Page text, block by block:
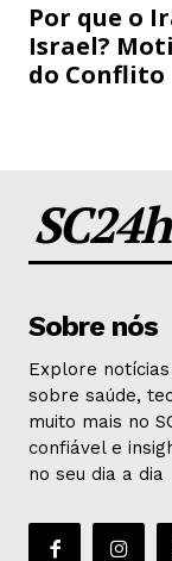
Por que o
Israel?
do Conflito
SC24h
Sobre nós
Explore
sobre saúde,
muito mais no
confiável e
no seu dia a dia